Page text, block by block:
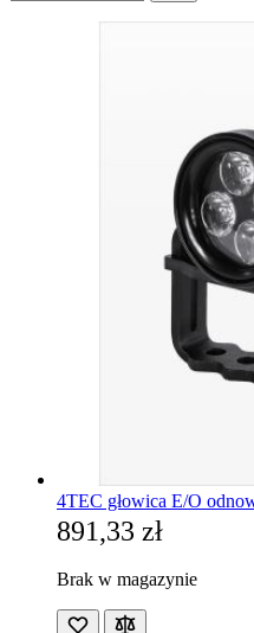
4TEC głowica E/O
891,33 zł
Brak w magazynie